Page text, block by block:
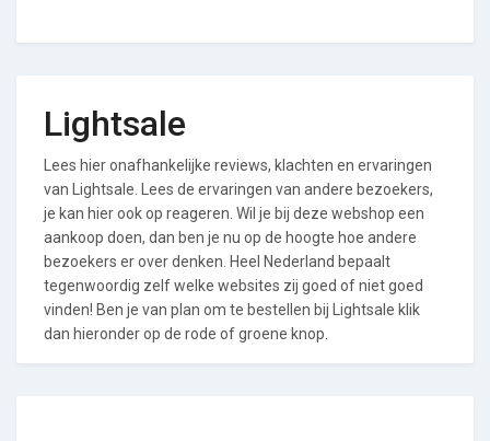
Lightsale
Lees hier onafhankelijke reviews, klachten en ervaringen
van Lightsale. Lees de ervaringen van andere bezoekers,
je kan hier ook op reageren. Wil je bij deze webshop een
aankoop doen, dan ben je nu op de hoogte hoe andere
bezoekers er over denken. Heel Nederland bepaalt
tegenwoordig zelf welke websites zij goed of niet goed
vinden! Ben je van plan om te bestellen bij Lightsale klik
dan hieronder op de rode of groene knop.